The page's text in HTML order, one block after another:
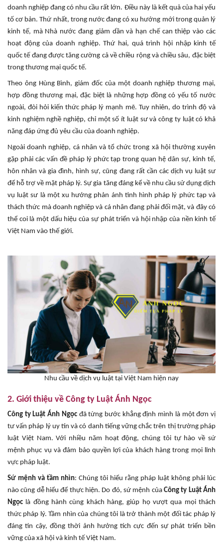
doanh nghiệp đang có nhu cầu rất lớn. Điều này là kết quả của hai yếu
tố cơ bản. Thứ nhất, trong nước đang có xu hướng mới trong quản lý
kinh tế, mà Nhà nước đang giảm dần và hạn chế can thiệp vào các
hoạt động của doanh nghiệp. Thứ hai, quá trình hội nhập kinh tế
quốc tế đang được tăng cường cả về chiều rộng và chiều sâu, đặc biệt
trong thương mại quốc tế.
Theo ông Hùng Bình, giám đốc của một doanh nghiệp thương mại,
hợp đồng thương mại, đặc biệt là những hợp đồng có yếu tố nước
ngoài, đòi hỏi kiến thức pháp lý mạnh mẽ. Tuy nhiên, do trình độ và
kinh nghiệm nghề nghiệp, chỉ một số ít luật sư và công ty luật có khả
năng đáp ứng đủ yêu cầu của doanh nghiệp.
Ngoài doanh nghiệp, cá nhân và tổ chức trong xã hội thường xuyên
gặp phải các vấn đề pháp lý phức tạp trong quan hệ dân sự, kinh tế,
hôn nhân và gia đình, hình sự, cũng đang rất cần các dịch vụ luật sư
để hỗ trợ về mặt pháp lý. Sự gia tăng đáng kể về nhu cầu sử dụng dịch
vụ luật sư là một xu hướng phản ánh tình hình pháp lý phức tạp và
thách thức mà doanh nghiệp và cá nhân đang phải đối mặt, và đây có
thể coi là một dấu hiệu của sự phát triển và hội nhập của nền kinh tế
Việt Nam vào thế giới.
Nhu cầu về dịch vụ luật tại Việt Nam hiện nay
2. Giới thiệu về Công ty Luật Ánh Ngọc
Công ty Luật Ánh Ngọcđã từng bước khẳng định mình là một đơn vị
tư vấn pháp lý uy tín và có danh tiếng vững chắc trên thị trường pháp
luật Việt Nam. Với nhiều năm hoạt động, chúng tôi tự hào về sứ
mệnh phục vụ và đảm bảo quyền lợi của khách hàng trong mọi lĩnh
vực pháp luật.
Sứ mệnh và tầm nhìn: Chúng tôi hiểu rằng pháp luật không phải lúc
nào cũng dễ hiểu để thực hiện. Do đó, sứ mệnh của Công ty Luật Ánh
Ngọc là đồng hành cùng khách hàng, giúp họ vượt qua mọi thách
thức pháp lý. Tầm nhìn của chúng tôi là trở thành một đối tác pháp lý
đáng tin cậy, đồng thời ảnh hưởng tích cực đến sự phát triển bền
vững của xã hội và kinh tế Việt Nam.